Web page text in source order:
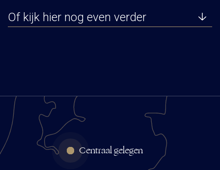
Of kijk hier nog even verder
Centraal gelegen